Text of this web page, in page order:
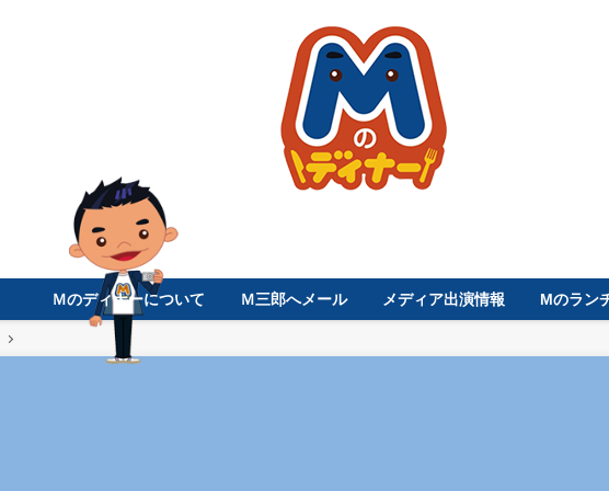
Ｍのディナーについて Ｍ三郎へメール メディア出演情報 Mのラン